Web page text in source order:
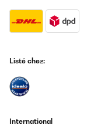
Listé chez:
International